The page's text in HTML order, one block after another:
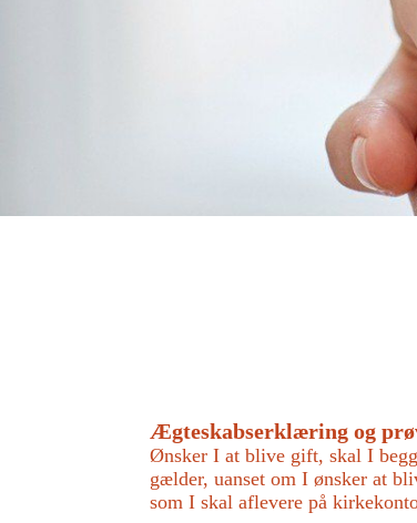
Ægteskabserklæring og
Ønsker I at blive gift, skal I
gælder, uanset om I ønsker at
som I skal aflevere på